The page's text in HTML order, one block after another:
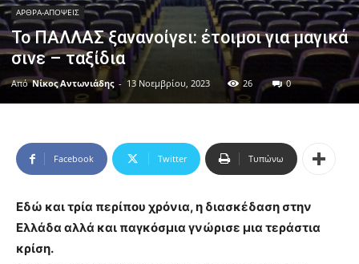
ΑΡΘΡΑ-ΑΠΟΨΕΙΣ
Το ΠΑΛΛΑΣ ξανανοίγει: έτοιμοι για μαγικά
σινε – ταξίδια
Από Νίκος Αντωνιάδης - 13 Νοεμβρίου, 2023 26 0
Facebook Twitter Τυπώνω
Εδώ και τρία περίπου χρόνια, η διασκέδαση στην
Ελλάδα αλλά και παγκόσμια γνώρισε μια τεράστια
κρίση.